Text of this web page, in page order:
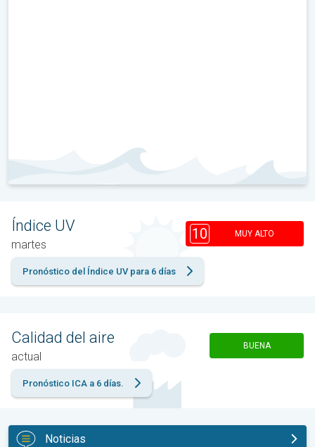
Índice UV
martes
10 MUY ALTO
Pronóstico del Índice UV para 6 días
Calidad del aire
actual
BUENA
Pronóstico ICA a 6 días.
Noticias